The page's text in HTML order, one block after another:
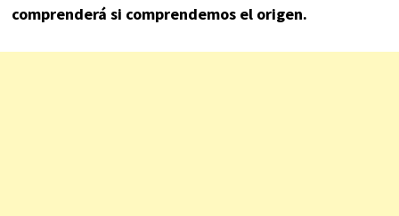
comprenderá si comprendemos el origen.